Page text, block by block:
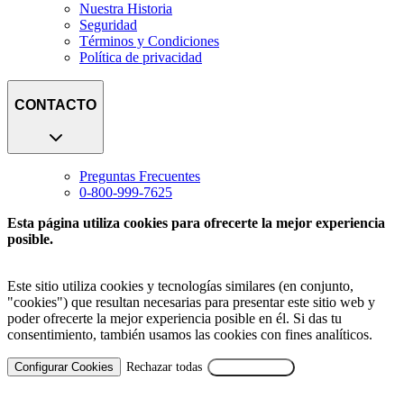
Nuestra Historia
Seguridad
Términos y Condiciones
Política de privacidad
CONTACTO
Preguntas Frecuentes
0-800-999-7625
Esta página utiliza cookies para ofrecerte la mejor experiencia
posible.
Este sitio utiliza cookies y tecnologías similares (en conjunto,
"cookies") que resultan necesarias para presentar este sitio web y
poder ofrecerte la mejor experiencia posible en él. Si das tu
consentimiento, también usamos las cookies con fines analíticos.
Configurar Cookies Rechazar todas